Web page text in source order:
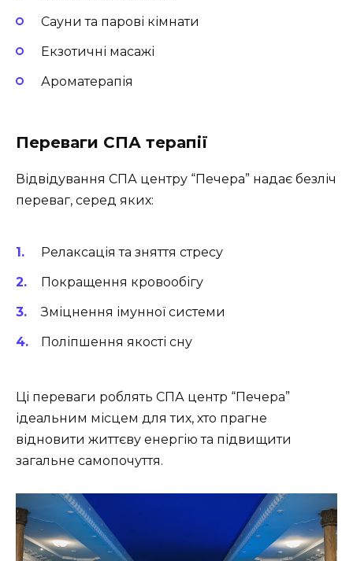
Сауни та парові кімнати
Екзотичні масажі
Ароматерапія
Переваги СПА терапії
Відвідування СПА центру “Печера” надає безліч
переваг, серед яких:
Релаксація та зняття стресу
Покращення кровообігу
Зміцнення імунної системи
Поліпшення якості сну
Ці переваги роблять СПА центр “Печера”
ідеальним місцем для тих, хто прагне
відновити життєву енергію та підвищити
загальне самопочуття.